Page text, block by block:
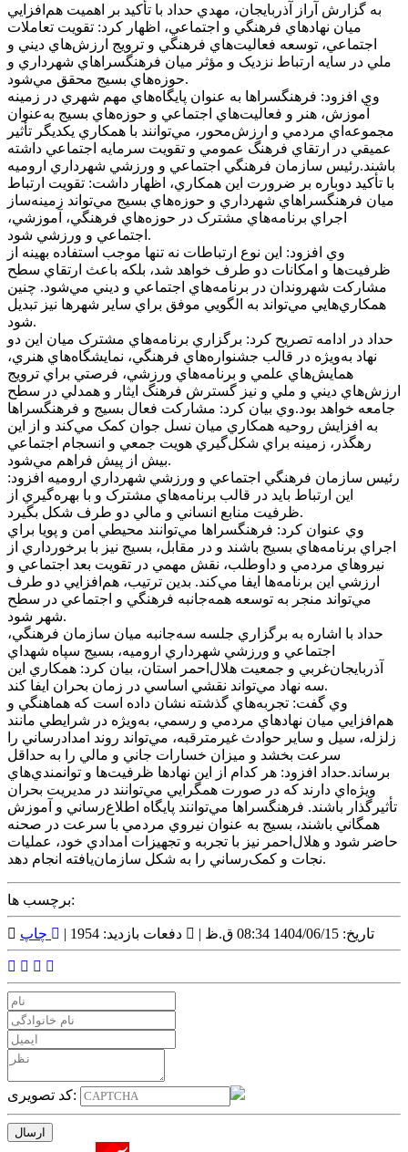
به گزارش آراز آذربايجان، مهدي حداد با تأکيد بر اهميت هم‌افزايي
ميان نهادهاي فرهنگي و اجتماعي، اظهار کرد: تقويت تعاملات
اجتماعي، توسعه فعاليت‌هاي فرهنگي و ترويج ارزش‌هاي ديني و
ملي در سايه ارتباط نزديک و مؤثر ميان فرهنگسراهاي شهرداري و
حوزه‌هاي بسيج محقق مي‌شود.
وي افزود: فرهنگسراها به عنوان پايگاه‌هاي مهم شهري در زمينه
آموزش، هنر و فعاليت‌هاي اجتماعي و حوزه‌هاي بسيج به‌عنوان
مجموعه‌اي مردمي و ارزش‌محور، مي‌توانند با همکاري يکديگر تأثير
عميقي در ارتقاي فرهنگ عمومي و تقويت سرمايه اجتماعي داشته
باشند.رئيس سازمان فرهنگي اجتماعي و ورزشي شهرداري اروميه
با تأکيد دوباره بر ضرورت اين همکاري، اظهار داشت: تقويت ارتباط
ميان فرهنگسراهاي شهرداري و حوزه‌هاي بسيج مي‌تواند زمينه‌ساز
اجراي برنامه‌هاي مشترک در حوزه‌هاي فرهنگي، آموزشي،
اجتماعي و ورزشي شود.
وي افزود: اين نوع ارتباطات نه تنها موجب استفاده بهينه از
ظرفيت‌ها و امکانات دو طرف خواهد شد، بلکه باعث ارتقاي سطح
مشارکت شهروندان در برنامه‌هاي اجتماعي و ديني مي‌شود. چنين
همکاري‌هايي مي‌تواند به الگويي موفق براي ساير شهرها نيز تبديل
شود.
حداد در ادامه تصريح کرد: برگزاري برنامه‌هاي مشترک ميان اين دو
نهاد به‌ويژه در قالب جشنواره‌هاي فرهنگي، نمايشگاه‌هاي هنري،
همايش‌هاي علمي و برنامه‌هاي ورزشي، فرصتي براي ترويج
ارزش‌هاي ديني و ملي و نيز گسترش فرهنگ ايثار و همدلي در سطح
جامعه خواهد بود.وي بيان کرد: مشارکت فعال بسيج و فرهنگسراها
به افزايش روحيه همکاري ميان نسل جوان کمک مي‌کند و از اين
رهگذر، زمينه براي شکل‌گيري هويت جمعي و انسجام اجتماعي
بيش از پيش فراهم مي‌شود.
رئيس سازمان فرهنگي اجتماعي و ورزشي شهرداري اروميه افزود:
اين ارتباط بايد در قالب برنامه‌هاي مشترک و با بهره‌گيري از
ظرفيت منابع انساني و مالي دو طرف شکل بگيرد.
وي عنوان کرد: فرهنگسراها مي‌توانند محيطي امن و پويا براي
اجراي برنامه‌هاي بسيج باشند و در مقابل، بسيج نيز با برخورداري از
نيروهاي مردمي و داوطلب، نقش مهمي در تقويت بعد اجتماعي و
ارزشي اين برنامه‌ها ايفا مي‌کند. بدين ترتيب، هم‌افزايي دو طرف
مي‌تواند منجر به توسعه همه‌جانبه فرهنگي و اجتماعي در سطح
شهر شود.
حداد با اشاره به برگزاري جلسه سه‌جانبه ميان سازمان فرهنگي،
اجتماعي و ورزشي شهرداري اروميه، بسيج سپاه شهداي
آذربايجان‌غربي و جمعيت هلال‌احمر استان، بيان کرد: همکاري اين
سه نهاد مي‌تواند نقشي اساسي در زمان بحران ايفا کند.
وي گفت: تجربه‌هاي گذشته نشان داده است که هماهنگي و
هم‌افزايي ميان نهادهاي مردمي و رسمي، به‌ويژه در شرايطي مانند
زلزله، سيل و ساير حوادث غيرمترقبه، مي‌تواند روند امدادرساني را
سرعت بخشد و ميزان خسارات جاني و مالي را به حداقل
برساند.حداد افزود: هر کدام از اين نهادها ظرفيت‌ها و توانمندي‌هاي
ويژه‌اي دارند که در صورت همگرايي مي‌توانند در مديريت بحران
تأثيرگذار باشند. فرهنگسراها مي‌توانند پايگاه اطلاع‌رساني و آموزش
همگاني باشند، بسيج به عنوان نيروي مردمي با سرعت در صحنه
حاضر شود و هلال‌احمر نيز با تجربه و تجهيزات امدادي خود، عمليات
نجات و کمک‌رساني را به شکل سازمان‌يافته انجام دهد.
برچسب ها:
تاریخ: 1404/06/15 08:34 ق.ظ | دفعات بازدید: 1954 | چاپ
کد تصویری: